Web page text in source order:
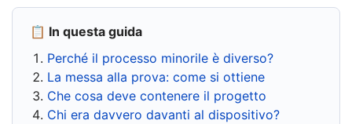
📋 In questa guida
Perché il processo minorile è diverso?
La messa alla prova: come si ottiene
Che cosa deve contenere il progetto
Chi era davvero davanti al dispositivo?